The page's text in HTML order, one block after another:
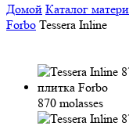
Домой Каталог
Forbo Tessera Inline
870 molasses